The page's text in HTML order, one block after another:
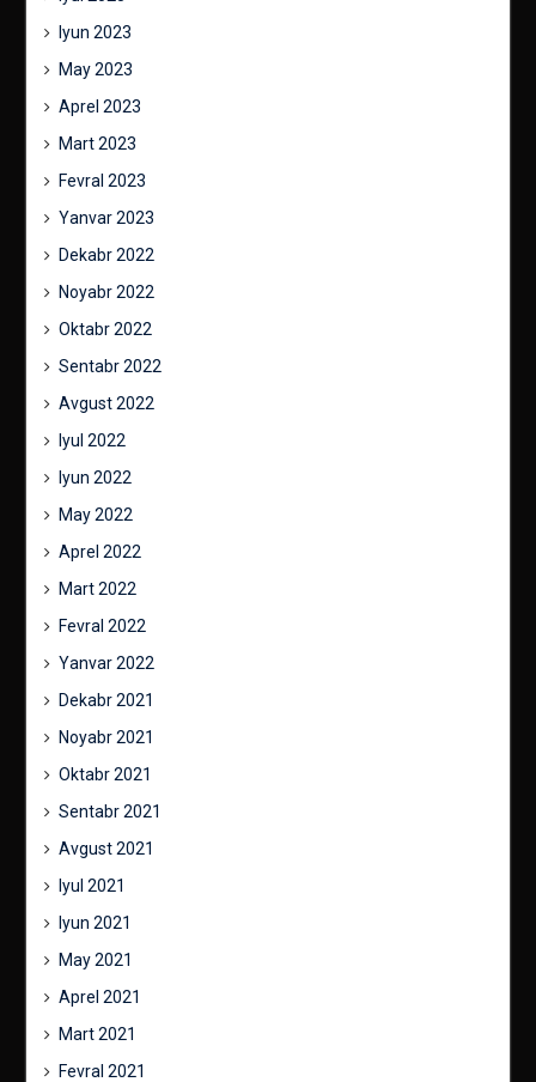
Iyun 2023
May 2023
Aprel 2023
Mart 2023
Fevral 2023
Yanvar 2023
Dekabr 2022
Noyabr 2022
Oktabr 2022
Sentabr 2022
Avgust 2022
Iyul 2022
Iyun 2022
May 2022
Aprel 2022
Mart 2022
Fevral 2022
Yanvar 2022
Dekabr 2021
Noyabr 2021
Oktabr 2021
Sentabr 2021
Avgust 2021
Iyul 2021
Iyun 2021
May 2021
Aprel 2021
Mart 2021
Fevral 2021